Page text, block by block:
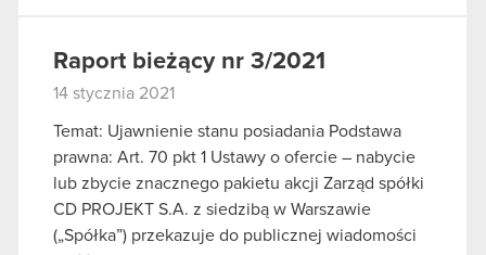
Raport bieżący nr 3/2021
14 stycznia 2021
Temat: Ujawnienie stanu posiadania Podstawa
prawna: Art. 70 pkt 1 Ustawy o ofercie – nabycie
lub zbycie znacznego pakietu akcji Zarząd spółki
CD PROJEKT S.A. z siedzibą w Warszawie
(„Spółka”) przekazuje do publicznej wiadomości